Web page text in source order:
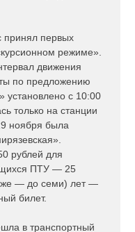
принял первых
режиме».
движения
по предложению
установлено с 10:00
только на станции
ноября была
рублей для
ПТУ — 25
— до семи) лет —
билет.
в транспортный